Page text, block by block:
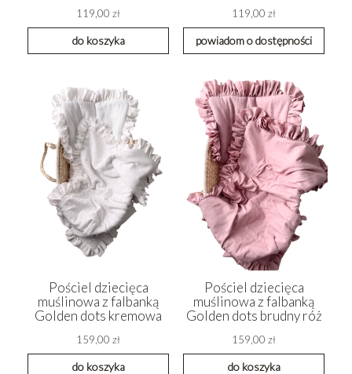
119,00 zł
do koszyka
119,00 zł
powiadom o dostępności
Pościel dziecięca
muślinowa z falbanką
Golden dots kremowa
159,00 zł
do koszyka
Pościel dziecięca
muślinowa z falbanką
Golden dots brudny róż
159,00 zł
do koszyka